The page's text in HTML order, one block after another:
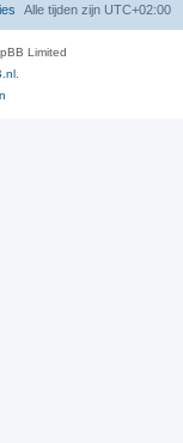
Alle tijden zijn UTC+02:00
Limited